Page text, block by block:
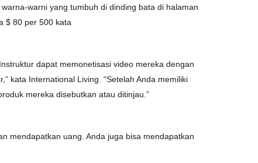
warni yang tumbuh di dinding bata di halaman
$ 80 per 500 kata
dapat memonetisasi video mereka dengan
kata International Living. “Setelah Anda memiliki
mereka disebutkan atau ditinjau.”
mendapatkan uang. Anda juga bisa mendapatkan